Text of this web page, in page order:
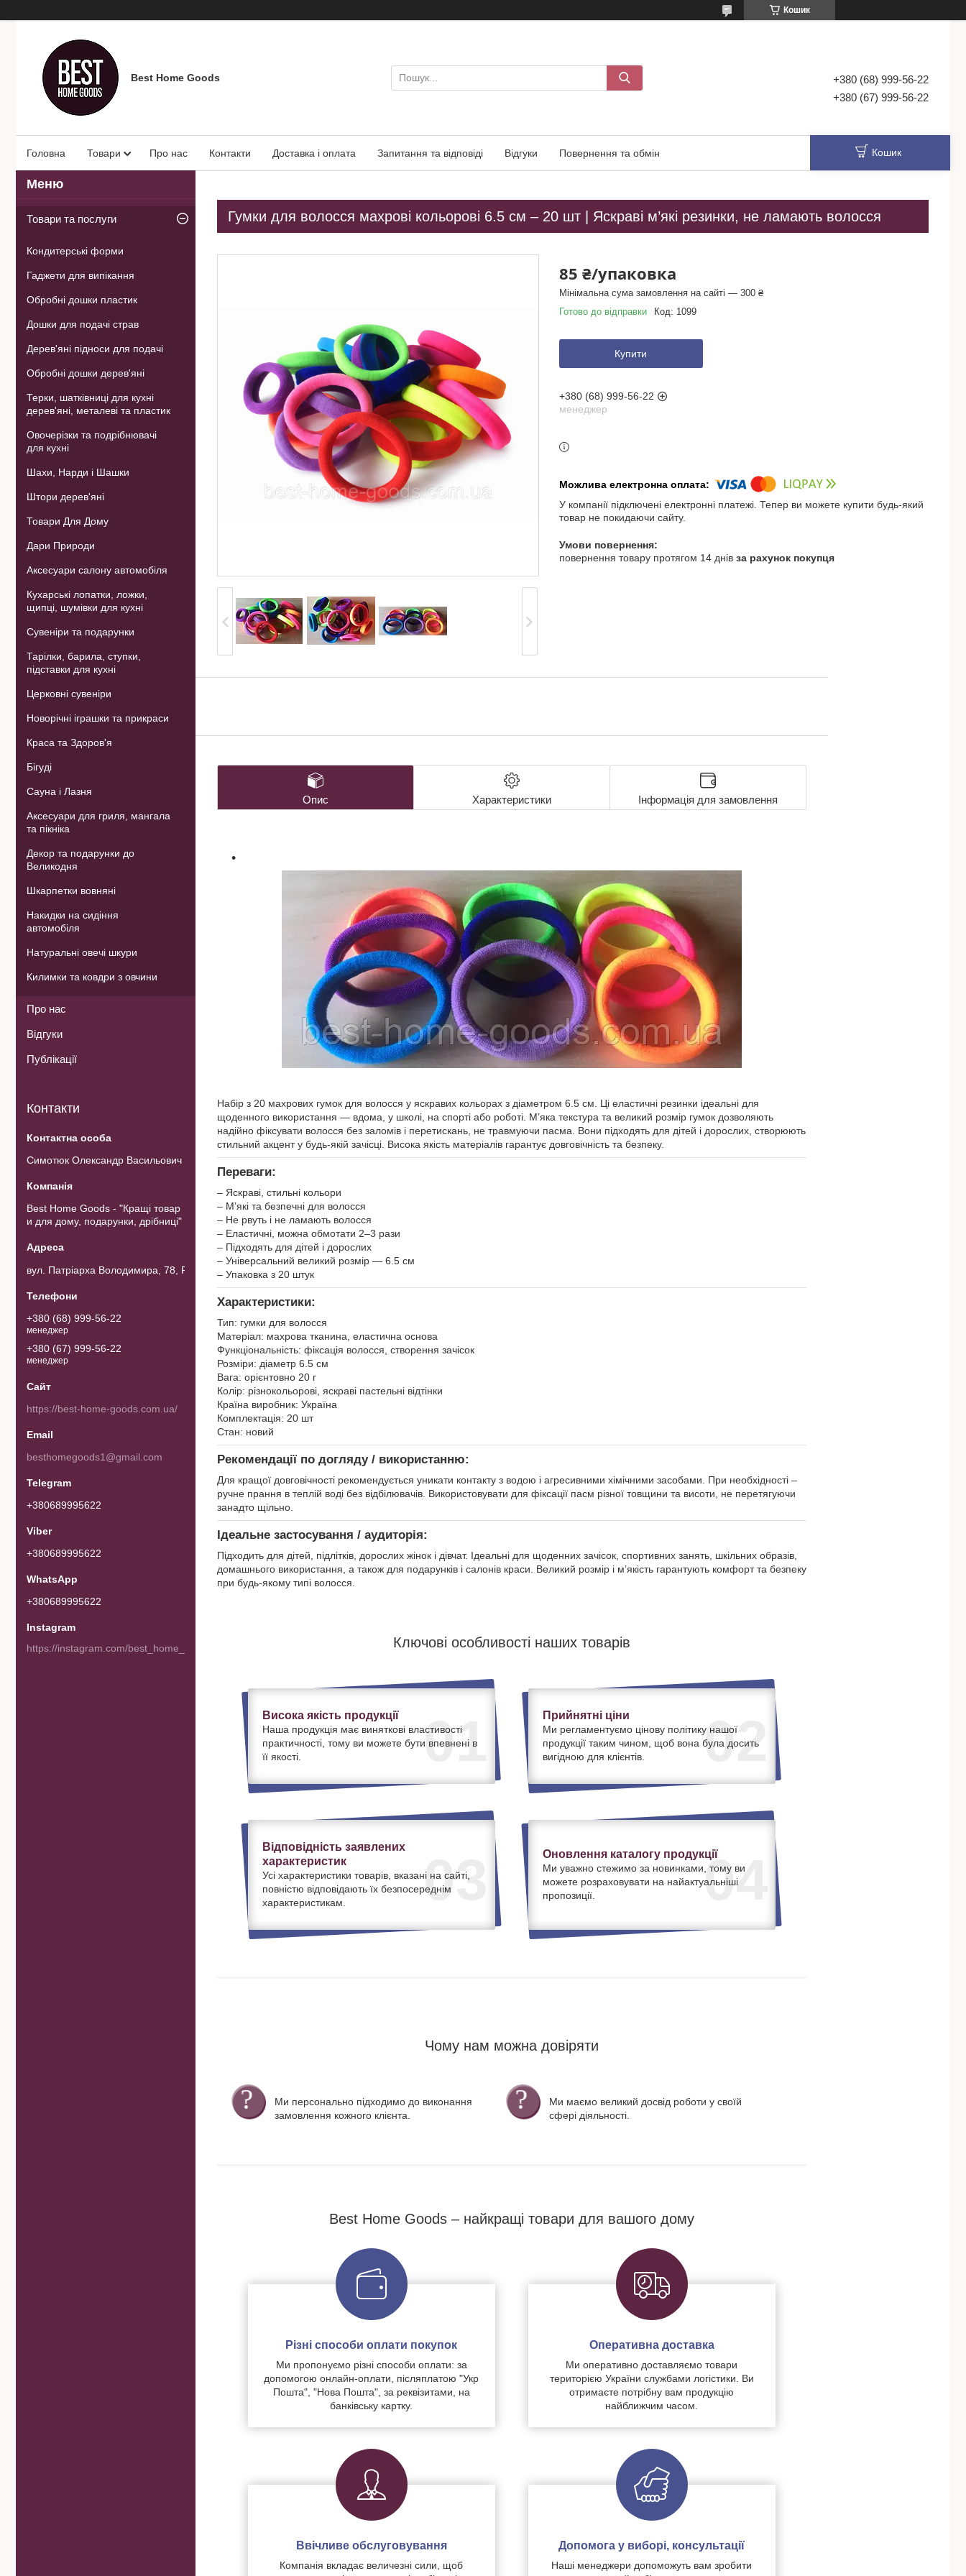
Кошик
Best Home Goods
+380 (68) 999-56-22
+380 (67) 999-56-22
Головна Товари Про нас Контакти Доставка і оплата Запитання та відповіді Відгуки Повернення та обмін Кошик
Гумки для волосся махрові кольорові 6.5 см – 20 шт | Яскраві м’які резинки, не ламають волосся
85 ₴/упаковка
Мінімальна сума замовлення на сайті — 300 ₴
Готово до відправки
Код: 1099
Купити
+380 (68) 999-56-22
менеджер
У компанії підключені електронні платежі. Тепер ви можете купити будь-який
товар не покидаючи сайту.
повернення товару протягом 14 днів за рахунок покупця
Опис Характеристики Інформація для замовлення
Набір з 20 махрових гумок для волосся у яскравих кольорах з діаметром 6.5 см. Ці еластичні резинки ідеальні для
щоденного використання — вдома, у школі, на спорті або роботі. М’яка текстура та великий розмір гумок дозволяють
надійно фіксувати волосся без заломів і перетискань, не травмуючи пасма. Вони підходять для дітей і дорослих, створюють
стильний акцент у будь-якій зачісці. Висока якість матеріалів гарантує довговічність та безпеку.
Переваги:
– Яскраві, стильні кольори
– М’які та безпечні для волосся
– Не рвуть і не ламають волосся
– Еластичні, можна обмотати 2–3 рази
– Підходять для дітей і дорослих
– Універсальний великий розмір — 6.5 см
– Упаковка з 20 штук
Характеристики:
Тип: гумки для волосся
Матеріал: махрова тканина, еластична основа
Функціональність: фіксація волосся, створення зачісок
Розміри: діаметр 6.5 см
Вага: орієнтовно 20 г
Колір: різнокольорові, яскраві пастельні відтінки
Країна виробник: Україна
Комплектація: 20 шт
Стан: новий
Рекомендації по догляду / використанню:
Для кращої довговічності рекомендується уникати контакту з водою і агресивними хімічними засобами. При необхідності –
ручне прання в теплій воді без відбілювачів. Використовувати для фіксації пасм різної товщини та висоти, не перетягуючи
занадто щільно.
Ідеальне застосування / аудиторія:
Підходить для дітей, підлітків, дорослих жінок і дівчат. Ідеальні для щоденних зачісок, спортивних занять, шкільних образів,
домашнього використання, а також для подарунків і салонів краси. Великий розмір і м’якість гарантують комфорт та безпеку
при будь-якому типі волосся.
Ключові особливості наших товарів
01
Висока якість продукції
Наша продукція має виняткові властивості
практичності, тому ви можете бути впевнені в
її якості.
02
Прийнятні ціни
Ми регламентуємо цінову політику нашої
продукції таким чином, щоб вона була досить
вигідною для клієнтів.
03
Відповідність заявлених
характеристик
Усі характеристики товарів, вказані на сайті,
повністю відповідають їх безпосереднім
характеристикам.
04
Оновлення каталогу продукції
Ми уважно стежимо за новинками, тому ви
можете розраховувати на найактуальніші
пропозиції.
Чому нам можна довіряти
Ми персонально підходимо до виконання
замовлення кожного клієнта.
Ми маємо великий досвід роботи у своїй
сфері діяльності.
Best Home Goods – найкращі товари для вашого дому
Різні способи оплати покупок
Ми пропонуємо різні способи оплати: за
допомогою онлайн-оплати, післяплатою "Укр
Пошта", "Нова Пошта", за реквізитами, на
банківську картку.
Оперативна доставка
Ми оперативно доставляємо товари
територією України службами логістики. Ви
отримаєте потрібну вам продукцію
найближчим часом.
Ввічливе обслуговування
Компанія вкладає величезні сили, щоб
Допомога у виборі, консультації
Наші менеджери допоможуть вам зробити
Товари та послуги
Кондитерські форми
Гаджети для випікання
Обробні дошки пластик
Дошки для подачі страв
Дерев'яні підноси для подачі
Обробні дошки дерев'яні
Терки, шатківниці для кухні
дерев'яні, металеві та пластик
Овочерізки та подрібнювачі
для кухні
Шахи, Нарди і Шашки
Штори дерев'яні
Товари Для Дому
Дари Природи
Аксесуари салону автомобіля
Кухарські лопатки, ложки,
щипці, шумівки для кухні
Сувеніри та подарунки
Тарілки, барила, ступки,
підставки для кухні
Церковні сувеніри
Новорічні іграшки та прикраси
Краса та Здоров'я
Бігуді
Сауна і Лазня
Аксесуари для гриля, мангала
та пікніка
Декор та подарунки до
Великодня
Шкарпетки вовняні
Накидки на сидіння
автомобіля
Натуральні овечі шкури
Килимки та ковдри з овчини
Про нас
Відгуки
Публікації
Контакти
Симотюк Олександр Васильович
Best Home Goods - "Кращі товар
и для дому, подарунки, дрібниці"
вул. Патріарха Володимира, 78, Рожнов, Україна
+380 (68) 999-56-22
менеджер
+380 (67) 999-56-22
менеджер
https://best-home-goods.com.ua/
besthomegoods1@gmail.com
+380689995622
+380689995622
+380689995622
Instagram
https://instagram.com/best_home_goods